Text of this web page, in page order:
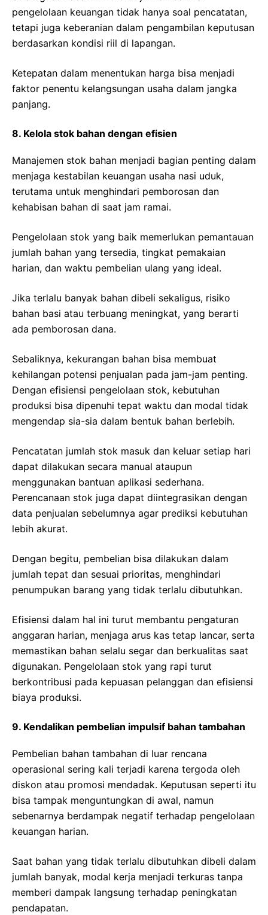
pengelolaan keuangan tidak hanya soal pencatatan,
tetapi juga keberanian dalam pengambilan keputusan
berdasarkan kondisi riil di lapangan.
Ketepatan dalam menentukan harga bisa menjadi
faktor penentu kelangsungan usaha dalam jangka
panjang.
8. Kelola stok bahan dengan efisien
Manajemen stok bahan menjadi bagian penting dalam
menjaga kestabilan keuangan usaha nasi uduk,
terutama untuk menghindari pemborosan dan
kehabisan bahan di saat jam ramai.
Pengelolaan stok yang baik memerlukan pemantauan
jumlah bahan yang tersedia, tingkat pemakaian
harian, dan waktu pembelian ulang yang ideal.
Jika terlalu banyak bahan dibeli sekaligus, risiko
bahan basi atau terbuang meningkat, yang berarti
ada pemborosan dana.
Sebaliknya, kekurangan bahan bisa membuat
kehilangan potensi penjualan pada jam-jam penting.
Dengan efisiensi pengelolaan stok, kebutuhan
produksi bisa dipenuhi tepat waktu dan modal tidak
mengendap sia-sia dalam bentuk bahan berlebih.
Pencatatan jumlah stok masuk dan keluar setiap hari
dapat dilakukan secara manual ataupun
menggunakan bantuan aplikasi sederhana.
Perencanaan stok juga dapat diintegrasikan dengan
data penjualan sebelumnya agar prediksi kebutuhan
lebih akurat.
Dengan begitu, pembelian bisa dilakukan dalam
jumlah tepat dan sesuai prioritas, menghindari
penumpukan barang yang tidak terlalu dibutuhkan.
Efisiensi dalam hal ini turut membantu pengaturan
anggaran harian, menjaga arus kas tetap lancar, serta
memastikan bahan selalu segar dan berkualitas saat
digunakan. Pengelolaan stok yang rapi turut
berkontribusi pada kepuasan pelanggan dan efisiensi
biaya produksi.
9. Kendalikan pembelian impulsif bahan tambahan
Pembelian bahan tambahan di luar rencana
operasional sering kali terjadi karena tergoda oleh
diskon atau promosi mendadak. Keputusan seperti itu
bisa tampak menguntungkan di awal, namun
sebenarnya berdampak negatif terhadap pengelolaan
keuangan harian.
Saat bahan yang tidak terlalu dibutuhkan dibeli dalam
jumlah banyak, modal kerja menjadi terkuras tanpa
memberi dampak langsung terhadap peningkatan
pendapatan.